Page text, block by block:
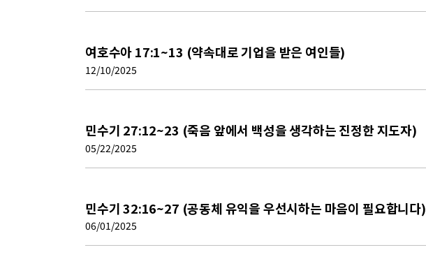
여호수아 17:1~13 (약속대로 기업을 받은 여인들)
12/10/2025
민수기 27:12~23 (죽음 앞에서 백성을 생각하는 진정한 지도자)
05/22/2025
민수기 32:16~27 (공동체 유익을 우선시하는 마음이 필요합니다)
06/01/2025